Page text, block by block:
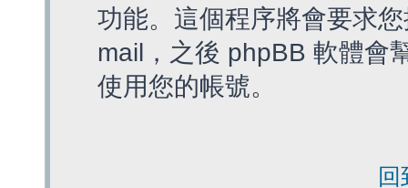
功能。這個程序將會要求
mail，之後 phpBB 軟體會
使用您的帳號。